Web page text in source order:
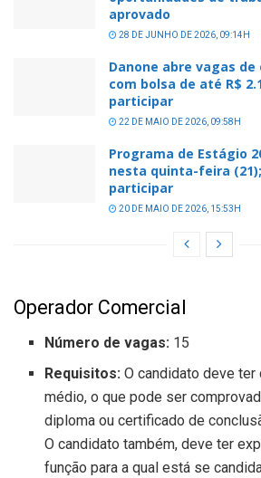
aprovado
28 DE JUNHO DE 2026, 09:14H
Danone abre vagas
com bolsa de até R$
participar
22 DE MAIO DE 2026, 09:58H
Programa de Estágio
nesta quinta-feira
participar
20 DE MAIO DE 2026, 15:53H
Operador Comercial
Número de vagas: 15
Requisitos: O candidato deve
médio, o que pode ser
diploma ou certificado de
O candidato também, deve ter
função para a qual está se